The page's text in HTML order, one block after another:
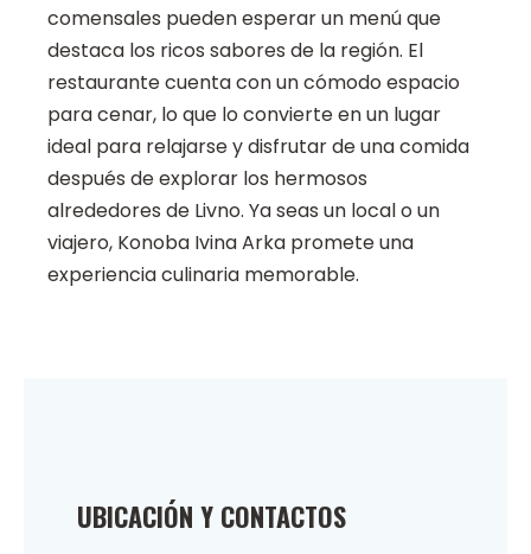
comensales pueden esperar un menú que
destaca los ricos sabores de la región. El
restaurante cuenta con un cómodo espacio
para cenar, lo que lo convierte en un lugar
ideal para relajarse y disfrutar de una comida
después de explorar los hermosos
alrededores de Livno. Ya seas un local o un
viajero, Konoba Ivina Arka promete una
experiencia culinaria memorable.
UBICACIÓN Y CONTACTOS